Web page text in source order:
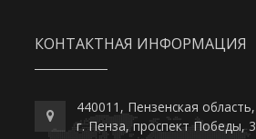
КОНТАКТНАЯ ИНФОРМАЦИЯ
440011, Пензенская область,
г. Пенза, проспект Победы, 3